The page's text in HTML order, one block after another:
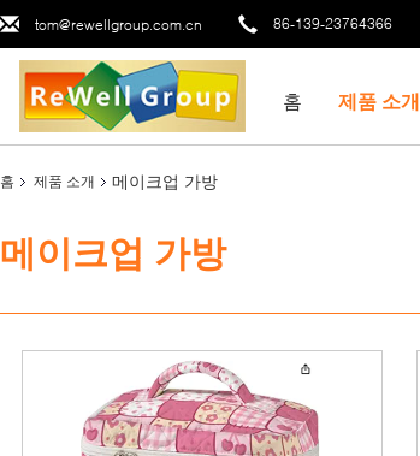
tom@rewellgroup.com.cn 86-139-23764366
홈 제품 소개
홈 제품 소개 메이크업 가방
메이크업 가방